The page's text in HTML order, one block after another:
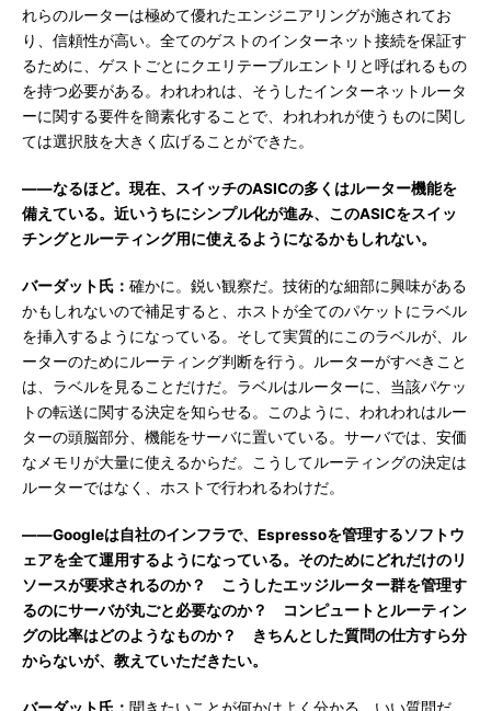
れらのルーターは極めて優れたエンジニアリングが施されてお
り、信頼性が高い。全てのゲストのインターネット接続を保証す
るために、ゲストごとにクエリテーブルエントリと呼ばれるもの
を持つ必要がある。われわれは、そうしたインターネットルータ
ーに関する要件を簡素化することで、われわれが使うものに関し
ては選択肢を大きく広げることができた。
――なるほど。現在、スイッチのASICの多くはルーター機能を
備えている。近いうちにシンプル化が進み、このASICをスイッ
チングとルーティング用に使えるようになるかもしれない。
バーダット氏： 確かに。鋭い観察だ。技術的な細部に興味がある
かもしれないので補足すると、ホストが全てのパケットにラベル
を挿入するようになっている。そして実質的にこのラベルが、ル
ーターのためにルーティング判断を行う。ルーターがすべきこと
は、ラベルを見ることだけだ。ラベルはルーターに、当該パケッ
トの転送に関する決定を知らせる。このように、われわれはルー
ターの頭脳部分、機能をサーバに置いている。サーバでは、安価
なメモリが大量に使えるからだ。こうしてルーティングの決定は
ルーターではなく、ホストで行われるわけだ。
――Googleは自社のインフラで、Espressoを管理するソフトウ
ェアを全て運用するようになっている。そのためにどれだけのリ
ソースが要求されるのか？ こうしたエッジルーター群を管理す
るのにサーバが丸ごと必要なのか？ コンピュートとルーティン
グの比率はどのようなものか？ きちんとした質問の仕方すら分
からないが、教えていただきたい。